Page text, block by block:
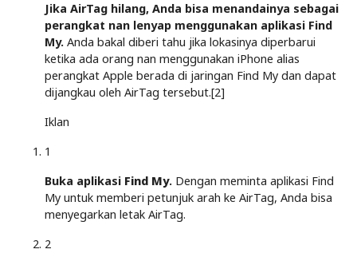
Jika AirTag hilang, Anda bisa menandainya sebagai
perangkat nan lenyap menggunakan aplikasi Find
My. Anda bakal diberi tahu jika lokasinya diperbarui
ketika ada orang nan menggunakan iPhone alias
perangkat Apple berada di jaringan Find My dan dapat
dijangkau oleh AirTag tersebut.[2]
Iklan
1
Buka aplikasi Find My. Dengan meminta aplikasi Find
My untuk memberi petunjuk arah ke AirTag, Anda bisa
menyegarkan letak AirTag.
2